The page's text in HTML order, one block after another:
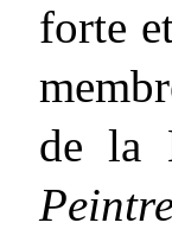
forte
de la